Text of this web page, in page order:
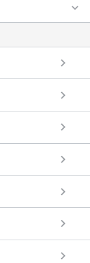
ツアー